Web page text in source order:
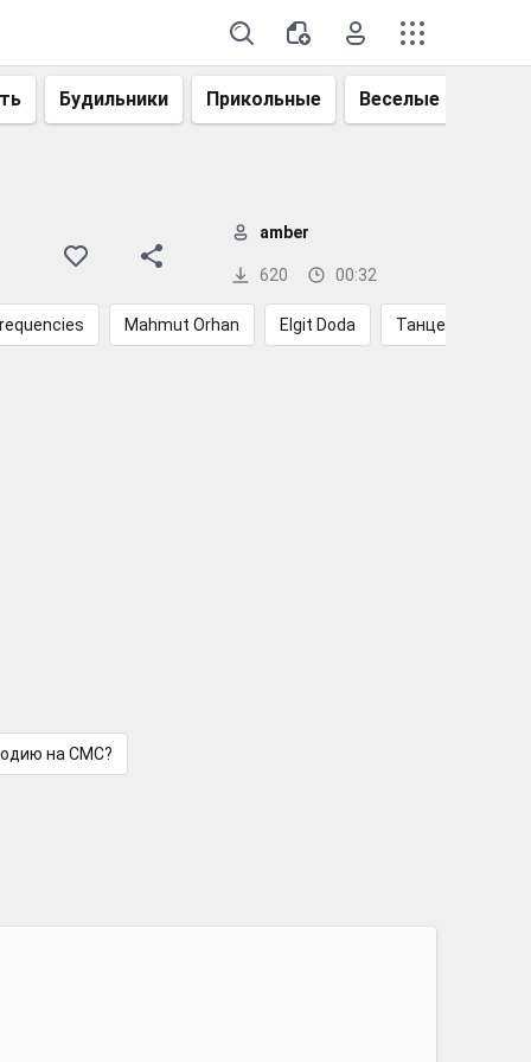
Будильники Прикольные Веселые
620 00:32
amber
Mahmut Orhan Elgit Doda Танцевальные
на СМС?